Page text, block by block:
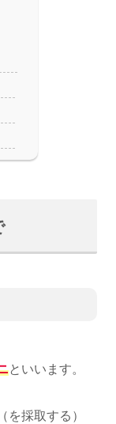
といいます。
採取する）